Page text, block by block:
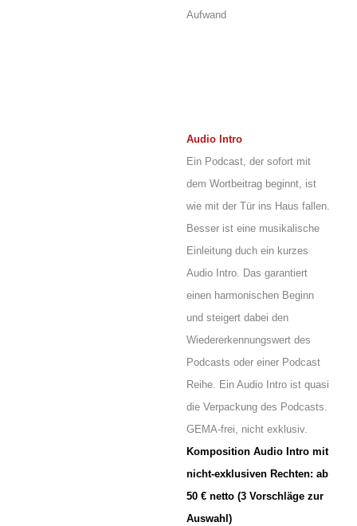
Aufwand
Audio Intro
Ein Podcast, der sofort mit
dem Wortbeitrag beginnt, ist
wie mit der Tür ins Haus fallen.
Besser ist eine musikalische
Einleitung duch ein kurzes
Audio Intro. Das garantiert
einen harmonischen Beginn
und steigert dabei den
Wiedererkennungswert des
Podcasts oder einer Podcast
Reihe. Ein Audio Intro ist quasi
die Verpackung des Podcasts.
GEMA-frei, nicht exklusiv.
Komposition Audio Intro mit
nicht-exklusiven Rechten: ab
50 € netto (3 Vorschläge zur
Auswahl)